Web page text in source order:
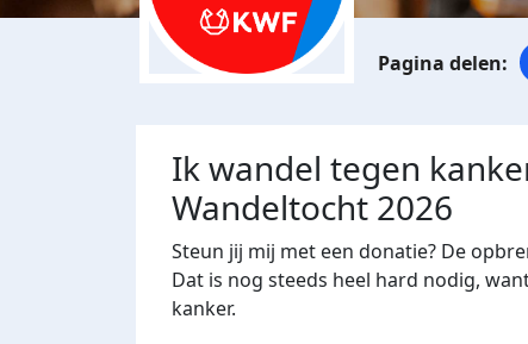
Ik wandel tegen
Wandeltocht 2026
Steun jij mij met een donatie? De
Dat is nog steeds heel hard nodig,
kanker.